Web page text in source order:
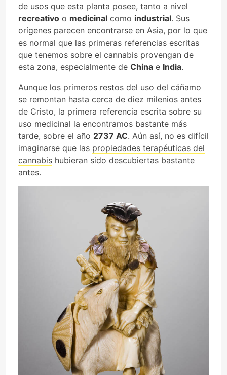
de usos que esta planta posee, tanto a nivel
recreativo o medicinal como industrial. Sus
orígenes parecen encontrarse en Asia, por lo que
es normal que las primeras referencias escritas
que tenemos sobre el cannabis provengan de
esta zona, especialmente de China e India.
Aunque los primeros restos del uso del cáñamo
se remontan hasta cerca de diez milenios antes
de Cristo, la primera referencia escrita sobre su
uso medicinal la encontramos bastante más
tarde, sobre el año 2737 AC. Aún así, no es difícil
imaginarse que las propiedades terapéuticas del
cannabis hubieran sido descubiertas bastante
antes.